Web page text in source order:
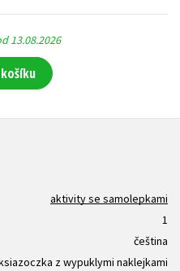
13.08.2026
aktivity se samolepkami
1
čeština
z wypuklymi naklejkami